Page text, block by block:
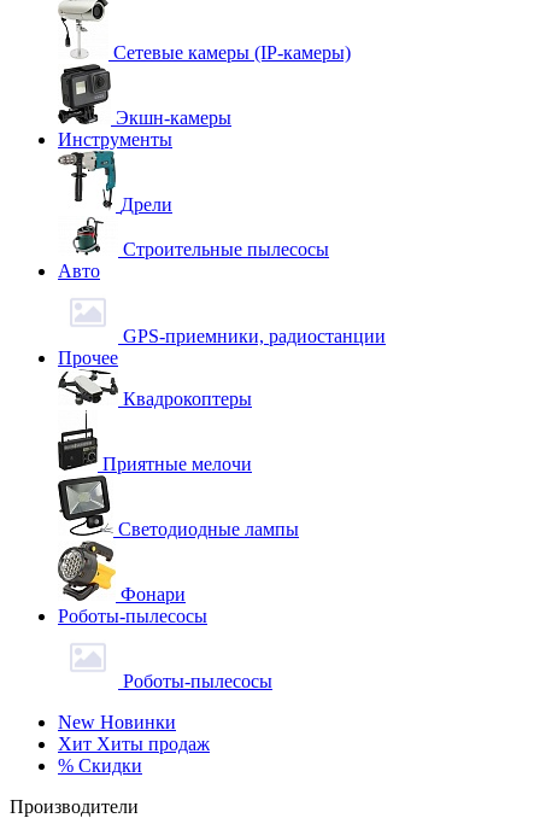
Сетевые камеры (IP-камеры)
Экшн-камеры
Инструменты
Дрели
Строительные пылесосы
Авто
GPS-приемники, радиостанции
Прочее
Квадрокоптеры
Приятные мелочи
Светодиодные лампы
Фонари
Роботы-пылесосы
Роботы-пылесосы
New Новинки
Хит Хиты продаж
% Скидки
Производители